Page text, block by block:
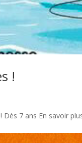
!
7 ans En savoir